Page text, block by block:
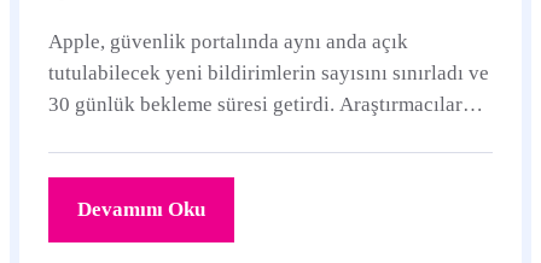
Apple, güvenlik portalında aynı anda açık
tutulabilecek yeni bildirimlerin sayısını sınırladı ve
30 günlük bekleme süresi getirdi. Araştırmacılar
Devamını Oku